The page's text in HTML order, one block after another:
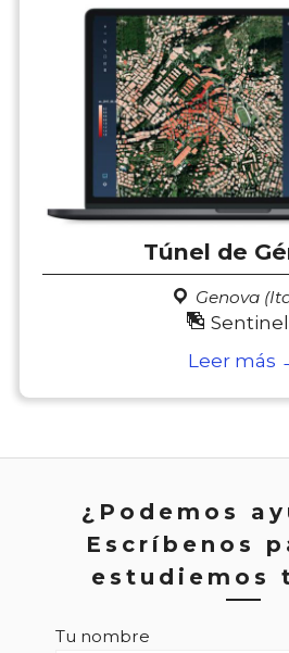
Túnel de
Genova
Leer más
¿Podemos
Escríbenos
estudiemos
Tu nombre